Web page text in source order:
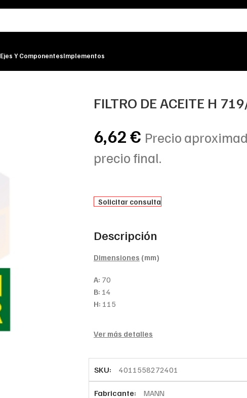
Ejes Y ComponentesImplementos
FILTRO DE ACEITE H
6,62€ Precio
precio final.
Solicitar consulta
Descripción
Dimensiones (mm)
A: 70
B: 14
H: 115
Ver más detalles
SKU: 4011558272401
Fabricante: MANN